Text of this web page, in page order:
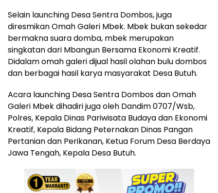
Selain launching Desa Sentra Dombos, juga
diresmikan Omah Galeri Mbek. Mbek bukan sekedar
bermakna suara domba, mbek merupakan
singkatan dari Mbangun Bersama Ekonomi Kreatif.
Didalam omah galeri dijual hasil olahan bulu dombos
dan berbagai hasil karya masyarakat Desa Butuh.
Acara launching Desa Sentra Dombos dan Omah
Galeri Mbek dihadiri juga oleh Dandim 0707/Wsb,
Polres, Kepala Dinas Pariwisata Budaya dan Ekonomi
Kreatif, Kepala Bidang Peternakan Dinas Pangan
Pertanian dan Perikanan, Ketua Forum Desa Berdaya
Jawa Tengah, Kepala Desa Butuh.